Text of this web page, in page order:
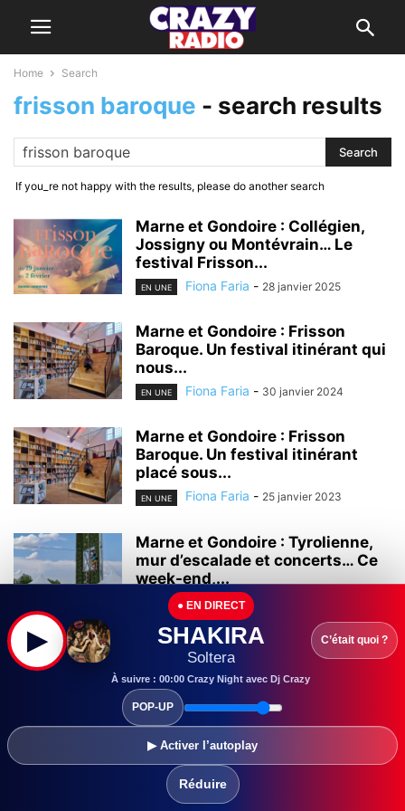
Home Search
frisson baroque - search results
If you_re not happy with the results, please do another search
Marne et Gondoire : Collégien,
Jossigny ou Montévrain… Le
festival Frisson...
EN UNE Fiona Faria - 28 janvier 2025
Marne et Gondoire : Frisson
Baroque. Un festival itinérant qui
nous...
EN UNE Fiona Faria - 30 janvier 2024
Marne et Gondoire : Frisson
Baroque. Un festival itinérant
placé sous...
EN UNE Fiona Faria - 25 janvier 2023
Marne et Gondoire : Tyrolienne,
mur d’escalade et concerts… Ce
week-end,...
EN UNE Fiona Faria -
Marne et Gondoire : Avec le
festival des Ritournelles, des
mini-concerts...
EN UNE Fiona Faria - 28 mars 2025
▶
● EN DIRECT
SHAKIRA
Soltera
À suivre : 00:00 Crazy Night avec Dj Crazy
▶ Activer l’autoplay
Réduire
C’était quoi ?
POP-UP